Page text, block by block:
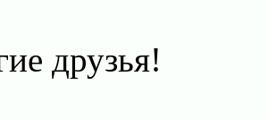
друзья!